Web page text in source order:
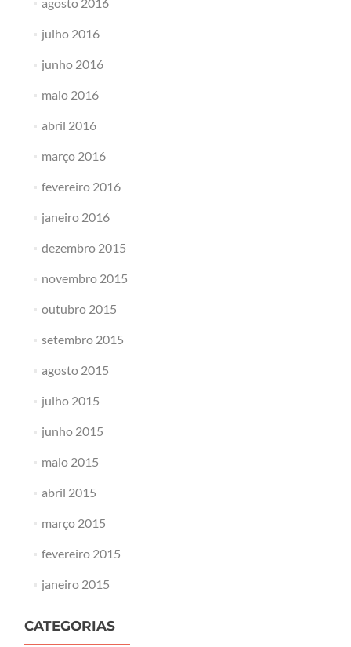
julho 2016
junho 2016
maio 2016
abril 2016
março 2016
fevereiro 2016
janeiro 2016
dezembro 2015
novembro 2015
outubro 2015
setembro 2015
agosto 2015
julho 2015
junho 2015
maio 2015
abril 2015
março 2015
fevereiro 2015
janeiro 2015
CATEGORIAS